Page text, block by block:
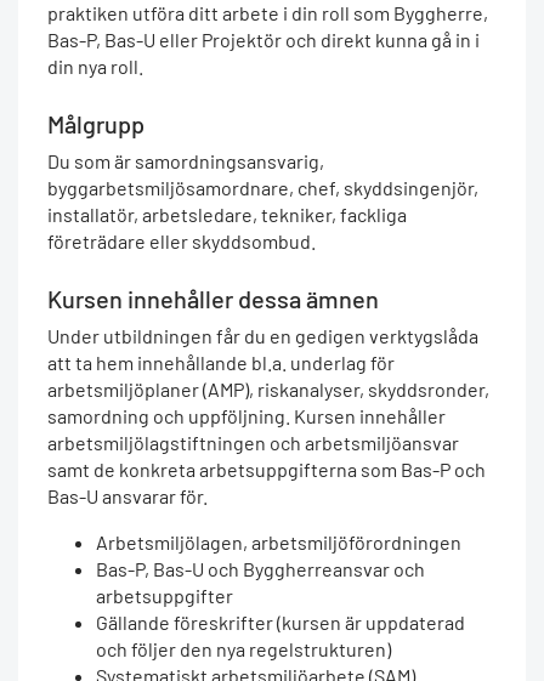
praktiken utföra ditt arbete i din roll som Byggherre,
Bas-P, Bas-U eller Projektör och direkt kunna gå in i
din nya roll.
Målgrupp
Du som är samordningsansvarig,
byggarbetsmiljösamordnare, chef, skyddsingenjör,
installatör, arbetsledare, tekniker, fackliga
företrädare eller skyddsombud.
Kursen innehåller dessa ämnen
Under utbildningen får du en gedigen verktygslåda
att ta hem innehållande bl.a. underlag för
arbetsmiljöplaner (AMP), riskanalyser, skyddsronder,
samordning och uppföljning. Kursen innehåller
arbetsmiljölagstiftningen och arbetsmiljöansvar
samt de konkreta arbetsuppgifterna som Bas-P och
Bas-U ansvarar för.
Arbetsmiljölagen, arbetsmiljöförordningen
Bas-P, Bas-U och Byggherreansvar och
arbetsuppgifter
Gällande föreskrifter (kursen är uppdaterad
och följer den nya regelstrukturen)
Systematiskt arbetsmiljöarbete (SAM)